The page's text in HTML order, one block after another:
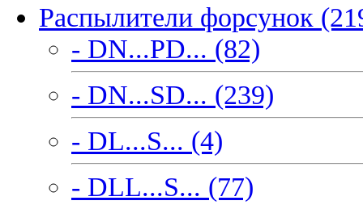
Распылители форсунок
- DN...PD... (82)
- DN...SD... (239)
- DL...S... (4)
- DLL...S... (77)